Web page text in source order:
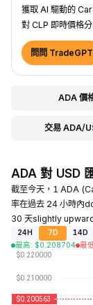
獲取 AI 驅動的
對 CLP 即時價格分
問問 TradeGPT
ADA 價
交易 ADA/
ADA 對 USD
截至今天，1 ADA
率在過去 24 小時內
30 天slightly
24H 7D 14D
最高: $0.208704 最